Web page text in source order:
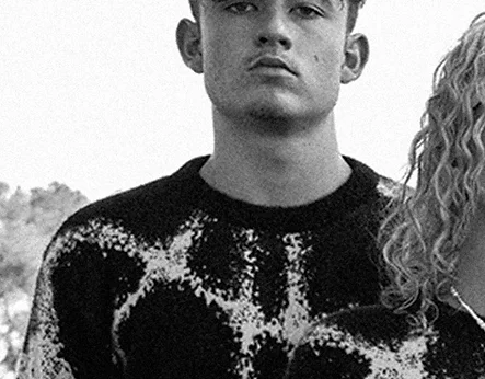
Nous nous considérons comme des
nouvelles choses.
Vous ne nous connaissez probablement
Il nous paraissait inutile, voire
à travers des